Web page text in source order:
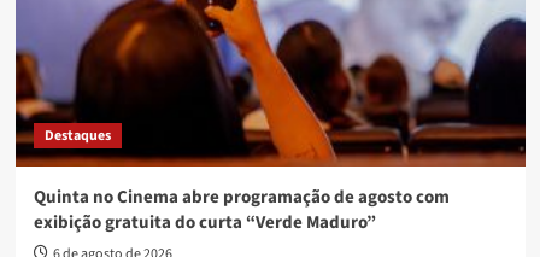
Destaques
Quinta no Cinema abre programação de agosto com
exibição gratuita do curta “Verde Maduro”